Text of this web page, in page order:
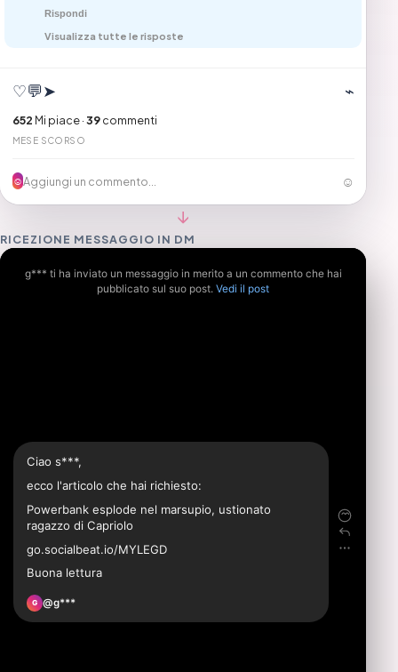
Rispondi
Visualizza tutte le risposte
♡💬➤ ⌁
652 Mi piace ·39commenti
MESE SCORSO
☺Aggiungi un commento... ☺
↓
RICEZIONE MESSAGGIO IN DM
g*** ti ha inviato un messaggio in merito a un commento che hai
pubblicato sul suo post.Vedi il post
Ciao s***,
ecco l'articolo che hai richiesto:
Powerbank esplode nel marsupio, ustionato
ragazzo di Capriolo
go.socialbeat.io/MYLEGD
Buona lettura
G @g***